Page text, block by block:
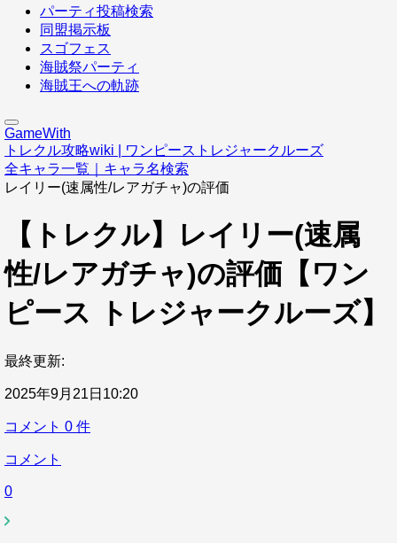
パーティ投稿検索
同盟掲示板
スゴフェス
海賊祭パーティ
海賊王への軌跡
GameWith
トレクル攻略wiki | ワンピーストレジャークルーズ
全キャラ一覧｜キャラ名検索
レイリー(速属性/レアガチャ)の評価
【トレクル】レイリー(速属
性/レアガチャ)の評価【ワン
ピース トレジャークルーズ】
最終更新:
2025年9月21日10:20
コメント 0 件
コメント
0